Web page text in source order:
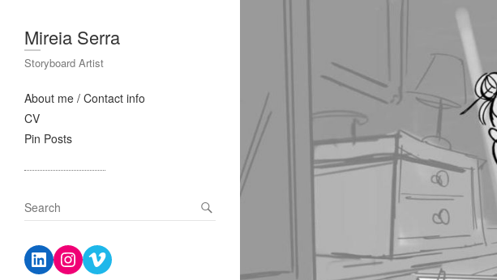
Mireia Serra
Storyboard Artist
About me / Contact info
CV
Pin Posts
S
e
r
cLinkedIn
Instagram
Vimeo